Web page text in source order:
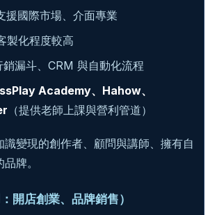
援國際市場、介面專業
製化程度較高
銷漏斗、CRM 與自動化流程
Academy、Hahow、
（提供老師上課與營利管道）
識變現的創作者、顧問與講師、擁有自
牌。
開店創業、品牌銷售）